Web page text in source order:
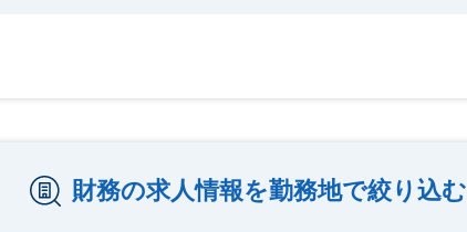
財務の求人情報を勤務地で絞り込む